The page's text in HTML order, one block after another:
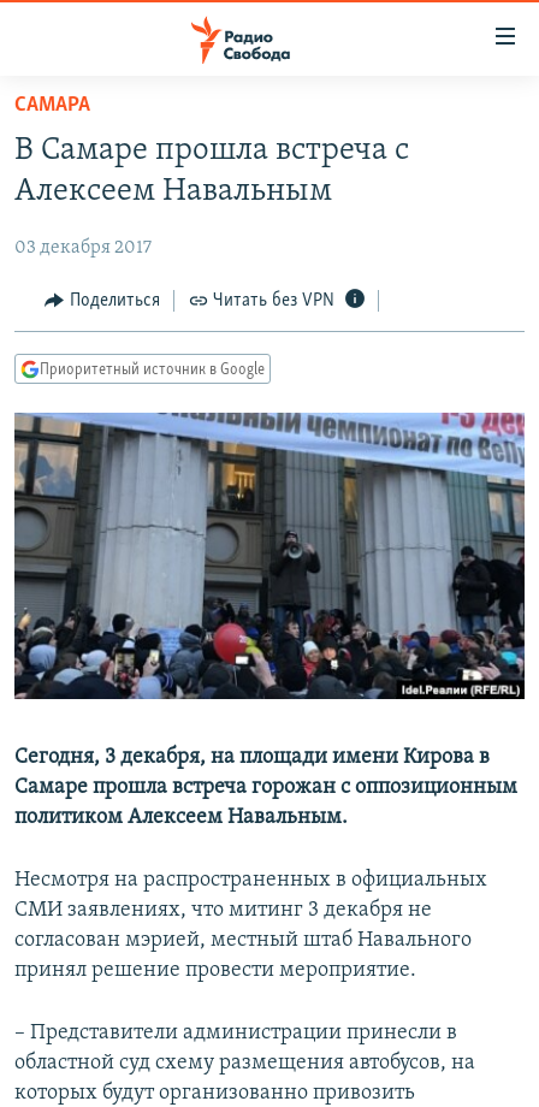
упрощенного
доступа
Вернуться
основному
Вернутся
главной
навигации
Вернутся
поиску
ПОДКАСТЫ
ЦИТАТЫ СВОБОДЫ
МНЕНИЯ
IDEL.РЕАЛИИ
КАВКАЗ.РЕАЛИИ
СЕВЕР.РЕАЛИИ
СИБИРЬ.РЕАЛИИ
РАСПИСАНИЕ ВЕЩАНИЯ
ПОДПИШИТЕСЬ НА РАССЫЛКУ
СОЦИАЛЬНЫЕ СЕТИ
САМАРА
В Самаре прошла встреча с
Алексеем Навальным
03 декабря 2017
Поделиться Читать без VPN
Приоритетный источник в Google
Сегодня, 3 декабря, на площади имени Кирова в
Самаре прошла встреча горожан с оппозиционным
политиком Алексеем Навальным.
Несмотря на распространенных в официальных
СМИ заявлениях, что митинг 3 декабря не
согласован мэрией, местный штаб Навального
принял решение провести мероприятие.
– Представители администрации принесли в
областной суд схему размещения автобусов, на
которых будут организованно привозить